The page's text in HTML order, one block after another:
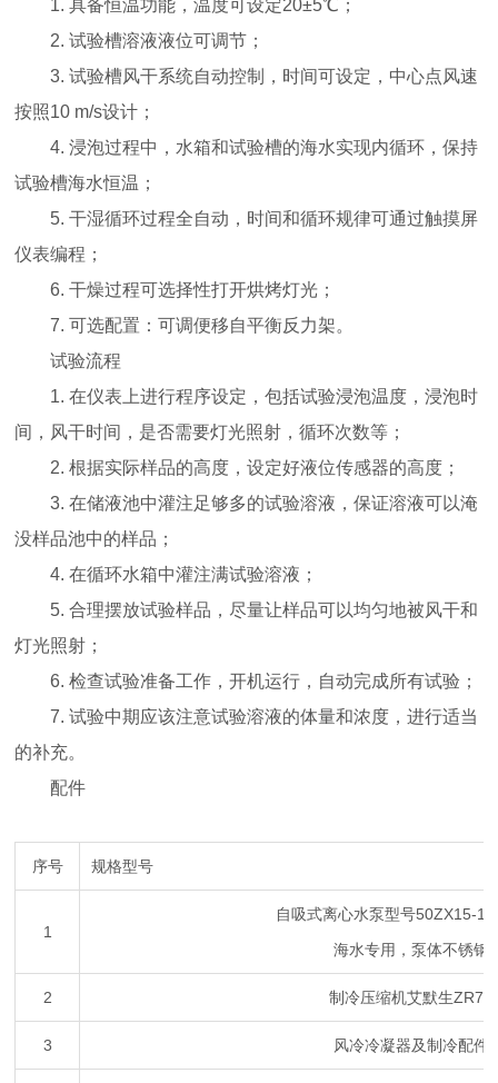
1. 具备恒温功能，温度可设定20±5℃；
2. 试验槽溶液液位可调节；
3. 试验槽风干系统自动控制，时间可设定，中心点风速
按照10 m/s设计；
4. 浸泡过程中，水箱和试验槽的海水实现内循环，保持
试验槽海水恒温；
5. 干湿循环过程全自动，时间和循环规律可通过触摸屏
仪表编程；
6. 干燥过程可选择性打开烘烤灯光；
7. 可选配置：可调便移自平衡反力架。
试验流程
1. 在仪表上进行程序设定，包括试验浸泡温度，浸泡时
间，风干时间，是否需要灯光照射，循环次数等；
2. 根据实际样品的高度，设定好液位传感器的高度；
3. 在储液池中灌注足够多的试验溶液，保证溶液可以淹
没样品池中的样品；
4. 在循环水箱中灌注满试验溶液；
5. 合理摆放试验样品，尽量让样品可以均匀地被风干和
灯光照射；
6. 检查试验准备工作，开机运行，自动完成所有试验；
7. 试验中期应该注意试验溶液的体量和浓度，进行适当
的补充。
配件
序号 规格型号
1
自吸式离心水泵型号50ZX15-
海水专用，泵体不锈钢
2 制冷压缩机艾默生ZR72
3 风冷冷凝器及制冷配件